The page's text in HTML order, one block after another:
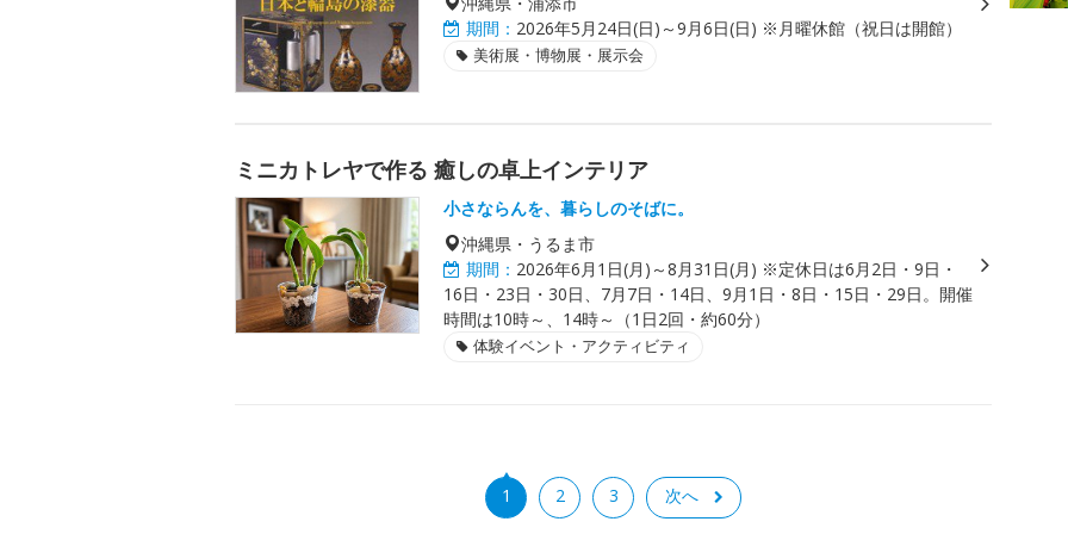
期間： 2026年5月24日(日)～9月6日(日) ※月曜休館（祝日は開館）
美術展・博物展・展示会
ミニカトレヤで作る 癒しの卓上インテリア
小さならんを、暮らしのそばに。
沖縄県・うるま市
期間： 2026年6月1日(月)～8月31日(月) ※定休日は6月2日・9日・
16日・23日・30日、7月7日・14日、9月1日・8日・15日・29日。開催
時間は10時～、14時～（1日2回・約60分）
体験イベント・アクティビティ
1 2 3 次へ